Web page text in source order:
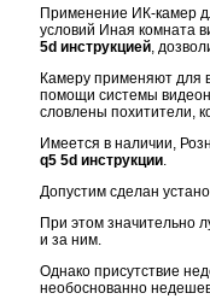
Применение ИК-камер
условий Иная комната
5d инструкцией ,
Камеру применяют для
помощи системы
словлены похитители,
Имеется в наличии,
q5 5d инструкции
Допустим сделан
При этом значительно
и за ним.
Однако присутствие
необоснованно